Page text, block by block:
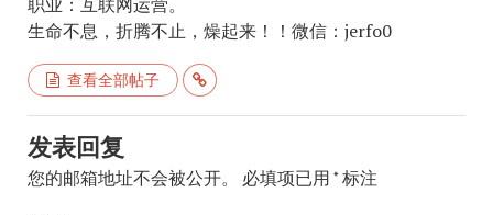
生命不息，折腾不止，燥起来！！微信：jerfo0
查看全部帖子
发表回复
您的邮箱地址不会被公开。 必填项已用 *标注